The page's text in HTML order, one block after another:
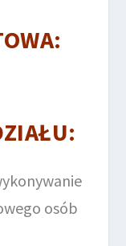
:
:
osób